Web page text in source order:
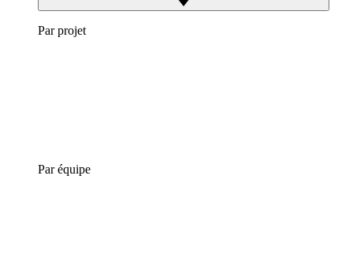
Par projet
Par équipe